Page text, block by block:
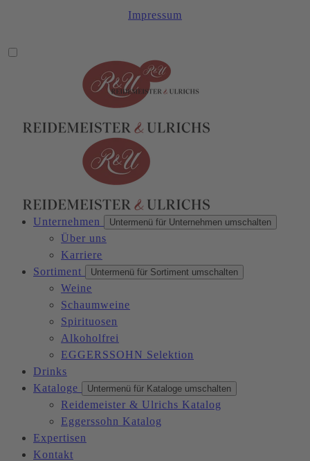
Impressum
Unternehmen Untermenü für Unternehmen umschalten
Über uns
Karriere
Sortiment
Untermenü für Sortiment umschalten
Weine
Schaumweine
Spirituosen
Alkoholfrei
EGGERSSOHN Selektion
Drinks
Kataloge
Untermenü für Kataloge umschalten
Reidemeister & Ulrichs Katalog
Eggerssohn Katalog
Expertisen
Kontakt